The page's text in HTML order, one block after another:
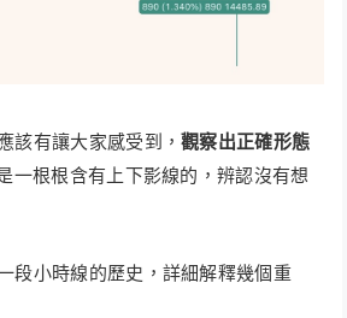
該有讓大家感受到，觀察出正確形態
一根根含有上下影線的，辨認沒有想
段小時線的歷史，詳細解釋幾個重